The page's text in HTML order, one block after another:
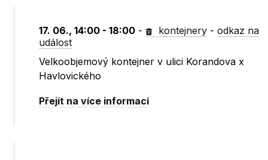
17. 06., 14:00 - 18:00 - kontejnery -odkaz na
událost
Velkoobjemový kontejner v ulici Korandova x
Havlovického
Přejít na více informací